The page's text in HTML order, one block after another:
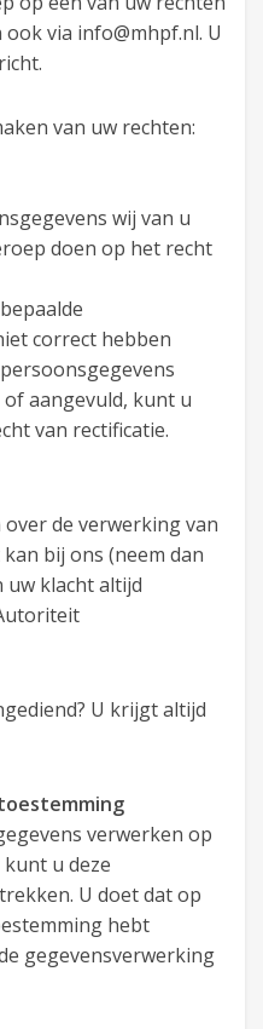
via info@mhpf.nl. U
van uw rechten:
wij van u
doen op het recht
correct hebben
aangevuld, kunt u
van rectificatie.
de verwerking van
bij ons (neem dan
uw klacht altijd
U krijgt altijd
verwerken op
u deze
U doet dat op
hebt
gegevensverwerking